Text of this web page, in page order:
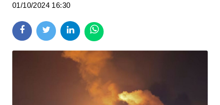
01/10/2024 16:30